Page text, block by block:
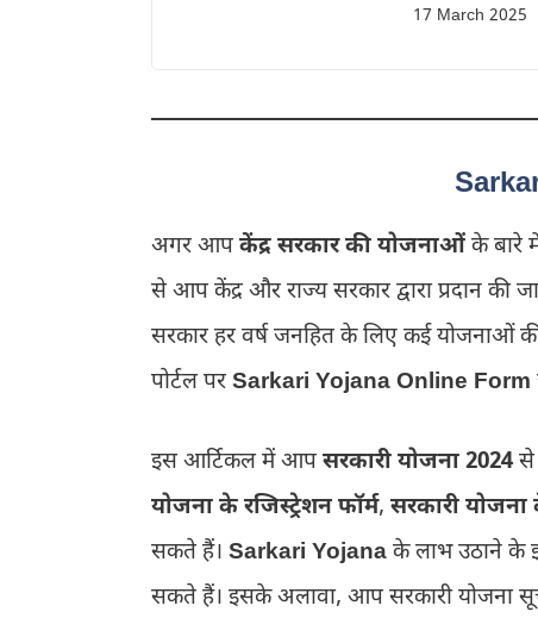
17 March 2025
अगर आप केंद्र सरकार की योजनाओं के बारे
से आप केंद्र और राज्य सरकार द्वारा प्रदान की
सरकार हर वर्ष जनहित के लिए कई योजनाओं
पोर्टल पर Sarkari Yojana Online Form
इस आर्टिकल में आप सरकारी योजना 2024 से
योजना के रजिस्ट्रेशन फॉर्म, सरकारी योजना
सकते हैं। Sarkari Yojana के लाभ उठाने के
सकते हैं। इसके अलावा, आप सरकारी योजना